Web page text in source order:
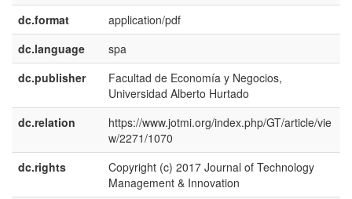
dc.format
application/pdf
dc.language
spa
dc.publisher
Facultad de Economía y Negocios,
Universidad Alberto Hurtado
dc.relation
https://www.jotmi.org/index.php/GT/article/vie
w/2271/1070
dc.rights
Copyright (c) 2017 Journal of Technology
Management & Innovation